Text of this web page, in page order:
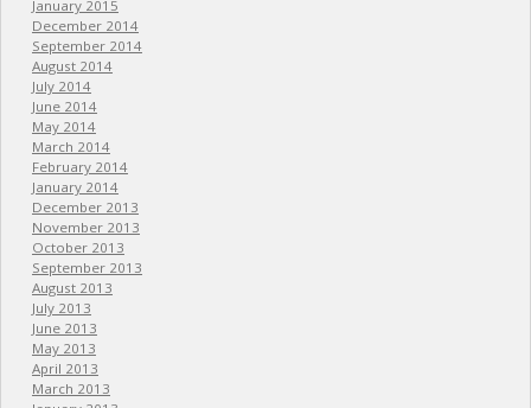
January 2015
December 2014
September 2014
August 2014
July 2014
June 2014
May 2014
March 2014
February 2014
January 2014
December 2013
November 2013
October 2013
September 2013
August 2013
July 2013
June 2013
May 2013
April 2013
March 2013